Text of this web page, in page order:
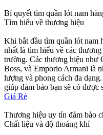
Bí quyết tìm quần lót nam
Tìm hiểu về thương hiệu
Khi bắt đầu tìm quần lót nam
nhất là tìm hiểu về các
trường. Các thương hiệu
Boss, và Emporio Armani là
lượng và phong cách đa
giúp đảm bảo bạn sẽ có được
Giá Rẻ
Thương hiệu uy tín đảm bảo
Chất liệu và độ thoáng khí